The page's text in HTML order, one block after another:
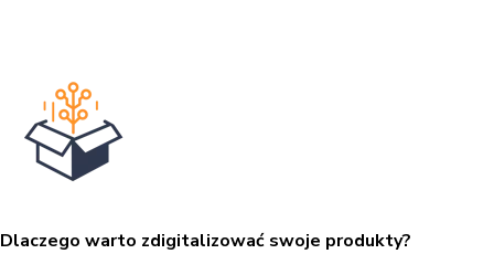
Dlaczego warto zdigitalizować swoje produkty?